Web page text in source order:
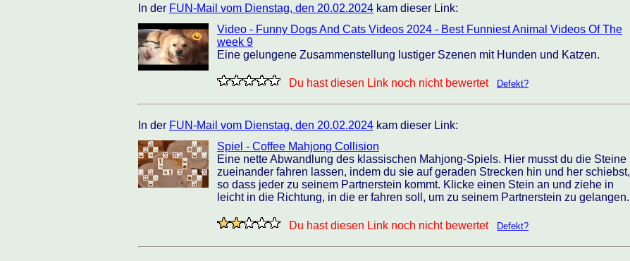
In der FUN-Mail vom Dienstag, den 20.02.2024 kam dieser Link:
Video - Funny Dogs And Cats Videos 2024 - Best Funniest Animal Videos Of The
week 9
Eine gelungene Zusammenstellung lustiger Szenen mit Hunden und Katzen.
Du hast diesen Link noch nicht bewertet Defekt?
In der FUN-Mail vom Dienstag, den 20.02.2024 kam dieser Link:
Spiel - Coffee Mahjong Collision
Eine nette Abwandlung des klassischen Mahjong-Spiels. Hier musst du die Steine
zueinander fahren lassen, indem du sie auf geraden Strecken hin und her schiebst,
so dass jeder zu seinem Partnerstein kommt. Klicke einen Stein an und ziehe in
leicht in die Richtung, in die er fahren soll, um zu seinem Partnerstein zu gelangen.
Du hast diesen Link noch nicht bewertet Defekt?